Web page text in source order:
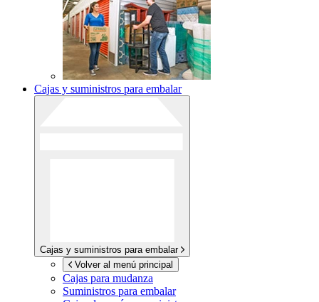
Cajas y suministros para embalar
Cajas y suministros para embalar
Volver al menú principal
Cajas para mudanza
Suministros para embalar